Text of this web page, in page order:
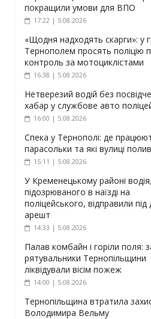
покращили умови для ВПО
17:22 | 5.08.2026
«Щодня надходять скарги»: у
Тернополем просять поліцію
контроль за мотоциклістами
16:38 | 5.08.2026
Нетверезий водій без
хабар у службове авто
16:00 | 5.08.2026
Спека у Тернополі: де
парасольки та які вулиці
15:11 | 5.08.2026
У Кременецькому районі водія,
підозрюваного в наїзді на
поліцейського, відправили
арешт
14:33 | 5.08.2026
Палав комбайн і горіли поля:
рятувальники Тернопільщини
ліквідували вісім пожеж
14:00 | 5.08.2026
Тернопільщина втратила
Володимира Вельму